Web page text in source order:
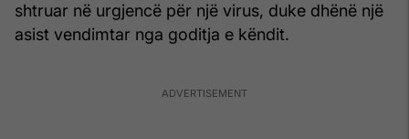
shtruar në urgjencë për një virus, duke dhënë një
asist vendimtar nga goditja e këndit.